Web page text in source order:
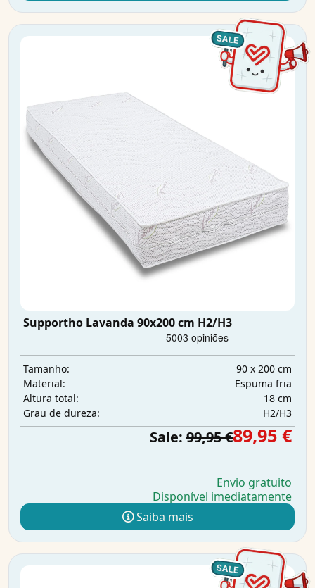
Supportho Lavanda 90x200 cm H2/H3
Tamanho:
90 x 200 cm
Material:
Espuma fria
Altura total:
18 cm
Grau de dureza:
H2/H3
Sale: 99,95 €89,95 €
Envio gratuito
Disponível imediatamente
Saiba mais